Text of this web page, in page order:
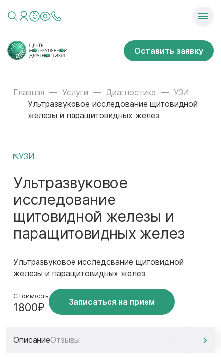
Оставить заявку
Главная Услуги Диагностика
УЗИ
Ультразвуковое исследование щитовидной
железы и паращитовидных желез
УЗИ
Ультразвуковое
исследование
щитовидной железы и
паращитовидных желез
Ультразвуковое исследование щитовидной
железы и паращитовидных желез
Стоимость
1800₽ Записаться на прием
ОписаниеОтзывы